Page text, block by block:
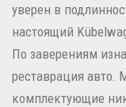
уверен в
настоящий
По заверениям
реставрация авто.
комплектующие